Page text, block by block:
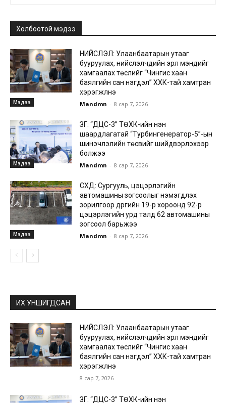
Холбоотой мэдээ
Мэдээ
НИЙСЛЭЛ: Улаанбаатарын утааг
бууруулах, нийслэлчүүдийн эрүүл мэндийг
хамгаалах төслийг “Чингис хаан
баялгийн сан нэгдэл” ХХК-тай хамтран
хэрэгжүүлнэ
Mandmn - 8 сар 7, 2026
Мэдээ
ЗГ: “ДЦС-3” ТӨХК-ийн нэн
шаардлагатай “Турбингенератор-5”-ын
шинэчлэлийн төсвийг шийдвэрлэхээр
болжээ
Mandmn - 8 сар 7, 2026
Мэдээ
СХД: Сургууль, цэцэрлэгийн
автомашины зогсоолыг нэмэгдүүлэх
зорилгоор дүүргийн 19-р хороонд 92-р
цэцэрлэгийн урд талд 62 автомашины
зогсоол барьжээ
Mandmn - 8 сар 7, 2026
ИХ УНШИГДСАН
НИЙСЛЭЛ: Улаанбаатарын утааг
бууруулах, нийслэлчүүдийн эрүүл мэндийг
хамгаалах төслийг “Чингис хаан
баялгийн сан нэгдэл” ХХК-тай хамтран
хэрэгжүүлнэ
8 сар 7, 2026
ЗГ: “ДЦС-3” ТӨХК-ийн нэн